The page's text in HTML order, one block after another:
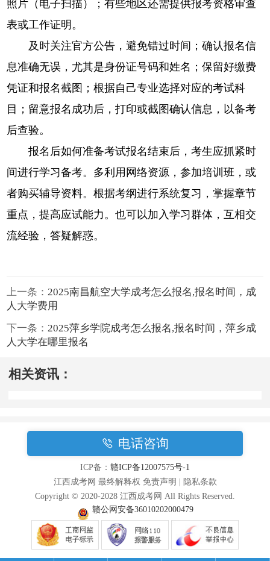
照片（电子扫描）；有些地区还需提供报考资格审查
表或工作证明。
及时关注官方公告，避免错过时间；确认报名信
息准确无误，尤其是身份证号码和姓名；保留好缴费
凭证和报名截图；根据自己专业选择对应的考试科
目；留意报名成功后，打印或截图确认信息，以备考
后查验。
报名后如何准备考试报名结束后，考生应抓紧时
间进行学习备考。多利用网络资源，参加培训班，或
者购买辅导资料。根据考纲进行系统复习，掌握章节
重点，提高应试能力。也可以加入学习群体，互相交
流经验，答疑解惑。
上一条：2025南昌航空大学成考怎么报名,报名时间，成
人大学费用
下一条：2025萍乡学院成考怎么报名,报名时间，萍乡成
人大学在哪里报名
相关资讯：
电话咨询
ICP备： 赣ICP备12007575号-1
江西成考网 最终解释权 免责声明 | 隐私条款
Copyright © 2020-2028 江西成考网 All Rights Reserved.
赣公网安备36010202000479